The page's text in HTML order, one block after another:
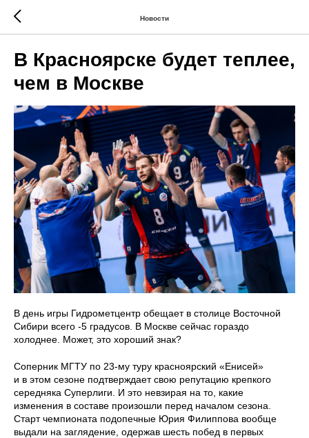
Новости
В Красноярске будет теплее,
чем в Москве
В день игры Гидрометцентр обещает в столице Восточной
Сибири всего -5 градусов. В Москве сейчас гораздо
холоднее. Может, это хороший знак?
Соперник МГТУ по 23-му туру красноярский «Енисей»
и в этом сезоне подтверждает свою репутацию крепкого
середняка Суперлиги. И это невзирая на то, какие
изменения в составе произошли перед началом сезона.
Старт чемпионата подопечные Юрия Филиппова вообще
выдали на заглядение, одержав шесть побед в первых